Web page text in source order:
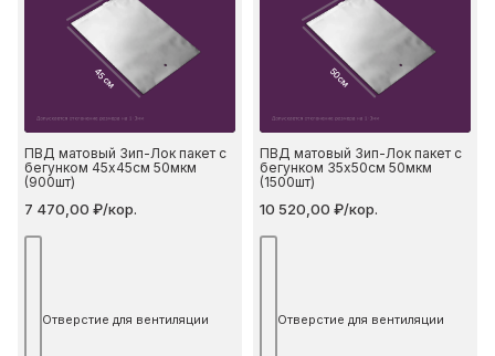
45 см
ПВД матовый Зип-Лок пакет с
бегунком 45х45см 50мкм
(900шт)
7 470,00 ₽/кор.
Отверстие для вентиляции
50 см
ПВД матовый Зип-Лок пакет с
бегунком 35х50см 50мкм
(1500шт)
10 520,00 ₽/кор.
Отверстие для вентиляции